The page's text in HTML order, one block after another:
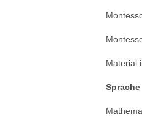
Material
Sprache